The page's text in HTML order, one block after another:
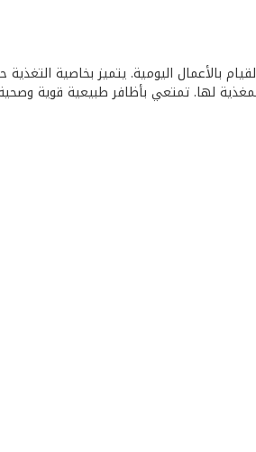
بالأعمال اليومية. يتميز بخاصية
لها. تمتعي بأظافر طبيعية قوية وصحية